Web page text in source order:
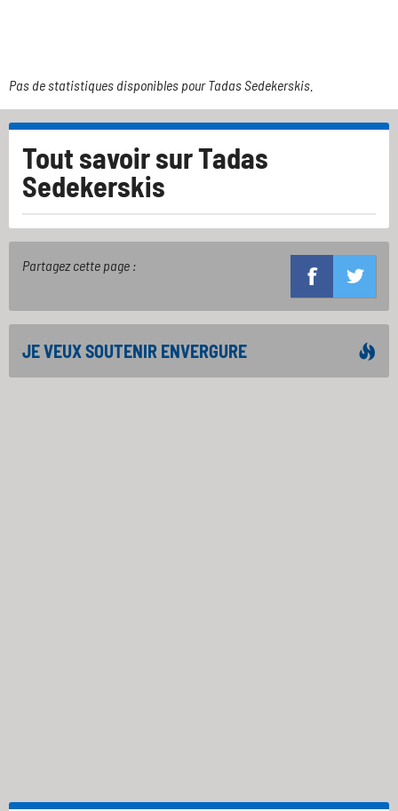
Pas de statistiques disponibles pour Tadas Sedekerskis.
Tout savoir surTadas
Sedekerskis
Partagez cette page :
JE VEUX SOUTENIR ENVERGURE